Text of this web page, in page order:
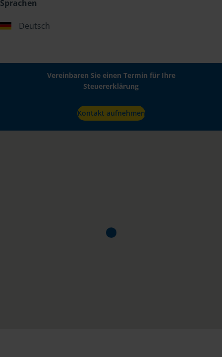
Sprachen
Deutsch
Vereinbaren Sie einen Termin für Ihre
Steuererklärung
Kontakt aufnehmen